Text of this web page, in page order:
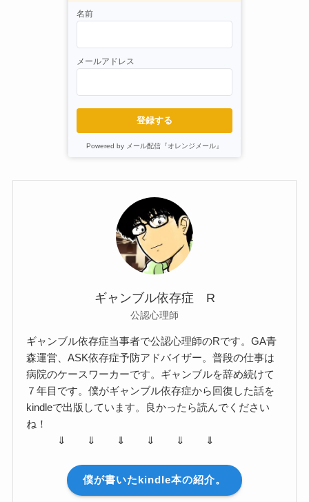
名前
メールアドレス
登録する
Powered by メール配信『オレンジメール』
ギャンブル依存症 R
公認心理師
ギャンブル依存症当事者で公認心理師のRです。GA青
森運営、ASK依存症予防アドバイザー。普段の仕事は
病院のケースワーカーです。ギャンブルを辞め続けて
７年目です。僕がギャンブル依存症から回復した話を
kindleで出版しています。良かったら読んでください
ね！
⇓ ⇓ ⇓ ⇓ ⇓ ⇓
僕が書いたkindle本の紹介。